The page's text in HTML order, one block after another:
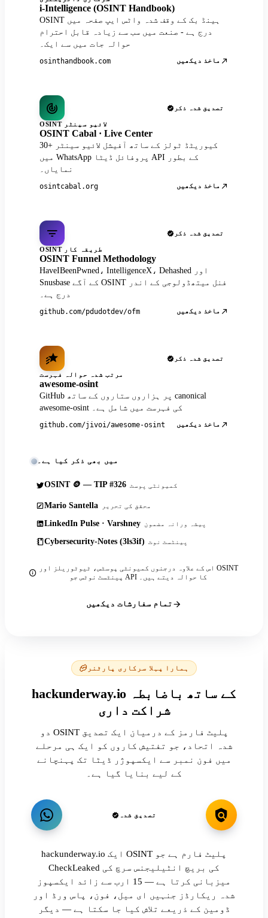
i-Intelligence (OSINT Handbook)
OSINT ہینڈ بک کے وقف شدہ واٹس ایپ صفحہ میں
درج ہے - صنعت میں سب سے زیادہ قابل احترام
حوالہ جات میں سے ایک۔
osinthandbook.com ماخذ دیکھیں
تصدیق شدہ ذکر
OSINT لائیو سینٹر
OSINT Cabal · Live Center
30+ کیوریٹڈ ٹولز کے ساتھ آفیشل لائیو سینٹر
میں WhatsApp پروفائل ڈیٹا API کے بطور
نمایاں۔
osintcabal.org ماخذ دیکھیں
تصدیق شدہ ذکر
OSINT طریقہ کار
OSINT Funnel Methodology
HaveIBeenPwned، IntelligenceX، Dehashed اور
Snusbase کے آگے OSINT فنل میتھڈولوجی کے اندر
درج ہے۔
github.com/pdudotdev/ofm ماخذ دیکھیں
تصدیق شدہ ذکر
مرتب شدہ حوالہ فہرست
awesome-osint
GitHub پر ہزاروں ستاروں کے ساتھ canonical
awesome-osint کی فہرست میں شامل ہے۔
github.com/jivoi/awesome-osint ماخذ دیکھیں
میں بھی ذکر کیا ہے۔
OSINT 🪙 — TIP #326 کمیونٹی پوسٹ
Mario Santella محقق کی تحریر
LinkedIn Pulse · Varshney پیشہ ورانہ مضمون
Cybersecurity-Notes (3ls3if) پینٹسٹ نوٹ
اس کے علاوہ درجنوں کمیونٹی پوسٹس، ٹیوٹوریلز اور OSINT
پینٹسٹ نوٹس جو API کا حوالہ دیتے ہیں۔
تمام سفارشات دیکھیں
ہمارا پہلا سرکاری پارٹنر
hackunderway.io کے ساتھ باضابطہ
شراکت داری
دو OSINT پلیٹ فارمز کے درمیان ایک تصدیق
شدہ اتحاد، جو تفتیش کاروں کو ایک ہی مرحلے
میں فون نمبر سے ایکسپوژر ڈیٹا تک پہنچانے
کے لیے بنایا گیا ہے۔
تصدیق شدہ
hackunderway.io ایک OSINT پلیٹ فارم ہے جو
CheckLeaked کی بریچ انٹیلیجنس سرچ کی
میزبانی کرتا ہے — 15 ارب سے زائد ایکسپوز
شدہ ریکارڈز جنہیں ای میل، فون، پاس ورڈ اور
ڈومین کے ذریعے تلاش کیا جا سکتا ہے — دیگر